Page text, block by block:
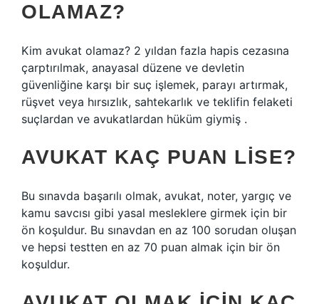
OLAMAZ?
Kim avukat olamaz? 2 yıldan fazla hapis cezasına
çarptırılmak, anayasal düzene ve devletin
güvenliğine karşı bir suç işlemek, parayı artırmak,
rüşvet veya hırsızlık, sahtekarlık ve teklifin felaketi
suçlardan ve avukatlardan hüküm giymiş .
AVUKAT KAÇ PUAN LISE?
Bu sınavda başarılı olmak, avukat, noter, yargıç ve
kamu savcısı gibi yasal mesleklere girmek için bir
ön koşuldur. Bu sınavdan en az 100 sorudan oluşan
ve hepsi testten en az 70 puan almak için bir ön
koşuldur.